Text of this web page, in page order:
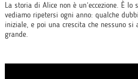
La storia di Alice non è un’eccezione. È lo
vediamo ripetersi ogni anno: qualche
iniziale, e poi una crescita che nessuno si
grande.